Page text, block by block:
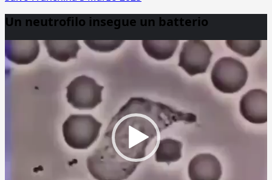
Un neutrofilo insegue un batterio
Player